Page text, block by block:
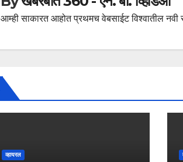
आम्ही साकारत आहोत प्रथमच वेबसाईट विश्वातील
व्हायरल